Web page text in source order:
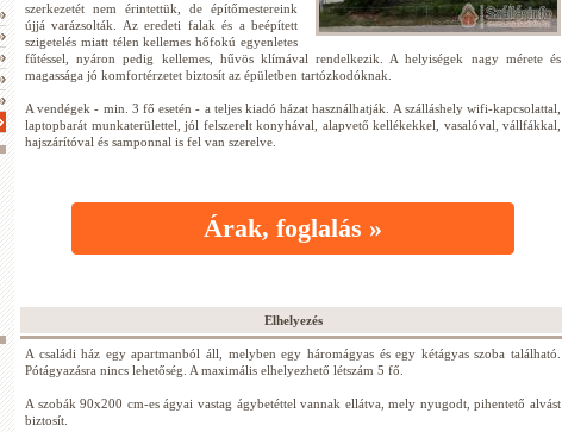
szerkezetét nem érintettük, de építőmestereink
újjá varázsolták. Az eredeti falak és a beépített
szigetelés miatt télen kellemes hőfokú egyenletes
fűtéssel, nyáron pedig kellemes, hűvös klímával rendelkezik. A helyiségek nagy mérete és
magassága jó komfortérzetet biztosít az épületben tartózkodóknak.
A vendégek - min. 3 fő esetén - a teljes kiadó házat használhatják. A szálláshely wifi-kapcsolattal,
laptopbarát munkaterülettel, jól felszerelt konyhával, alapvető kellékekkel, vasalóval, vállfákkal,
hajszárítóval és samponnal is fel van szerelve.
Árak, foglalás »
Elhelyezés
A családi ház egy apartmanból áll, melyben egy háromágyas és egy kétágyas szoba található.
Pótágyazásra nincs lehetőség. A maximális elhelyezhető létszám 5 fő.
A szobák 90x200 cm-es ágyai vastag ágybetéttel vannak ellátva, mely nyugodt, pihentető alvást
biztosít.